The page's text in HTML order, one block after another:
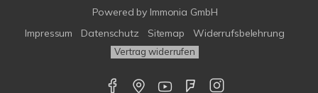
Powered by Immonia GmbH
Impressum
Datenschutz Sitemap Widerrufsbelehrung
Vertrag widerrufen